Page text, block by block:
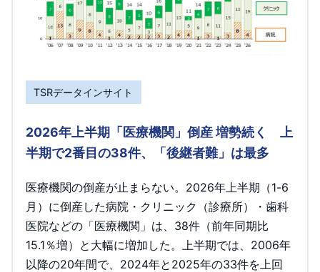
TSRデータインサイト
2026年上半期「医療機関」倒産 増勢続く 上
半期で2番目の38件、「後継者難」は最多
医療機関の倒産が止まらない。2026年上半期（1-6
月）に倒産した病院・クリニック（診療所）・歯科
医院などの「医療機関」は、38件（前年同期比
15.1％増）と大幅に増加した。上半期では、2006年
以降の20年間で、2024年と2025年の33件を上回